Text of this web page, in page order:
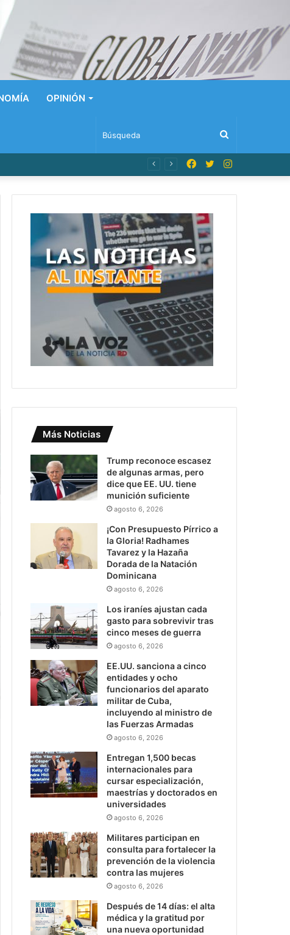
OPINIÓN
Búsqueda
Dominicana Instagram
Twitter
Facebook
Más Noticias
Trump reconoce escasez
de algunas armas, pero
dice que EE. UU. tiene
munición suficiente
agosto 6, 2026
¡Con Presupuesto Pírrico a
la Gloria! Radhames
Tavarez y la Hazaña
Dorada de la Natación
Dominicana
agosto 6, 2026
Los iraníes ajustan cada
gasto para sobrevivir tras
cinco meses de guerra
agosto 6, 2026
EE.UU. sanciona a cinco
entidades y ocho
funcionarios del aparato
militar de Cuba,
incluyendo al ministro de
las Fuerzas Armadas
agosto 6, 2026
Entregan 1,500 becas
internacionales para
cursar especialización,
maestrías y doctorados en
universidades
agosto 6, 2026
Militares participan en
consulta para fortalecer la
prevención de la violencia
contra las mujeres
agosto 6, 2026
Después de 14 días: el alta
médica y la gratitud por
una nueva oportunidad